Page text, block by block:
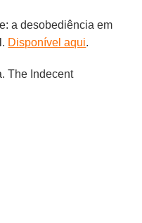
a desobediência em
Disponível aqui.
The Indecent